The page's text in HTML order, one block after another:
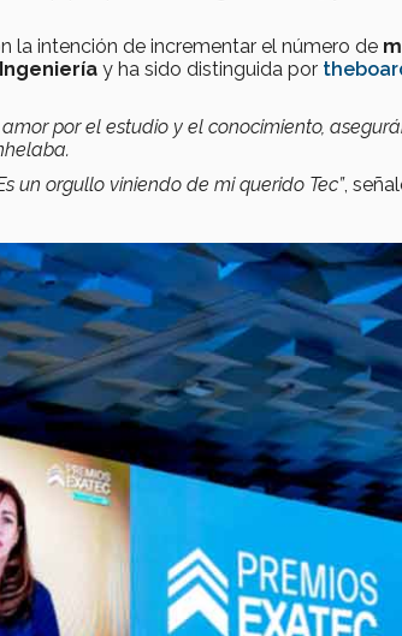
la intención de incrementar el número de
Ingeniería y ha sido distinguida por
por el estudio y el conocimiento,
un orgullo viniendo de mi querido Tec”,